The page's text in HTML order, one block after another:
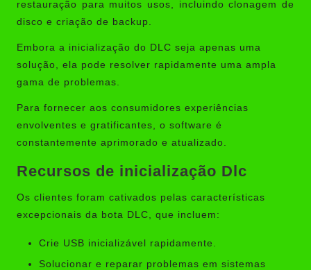
restauração para muitos usos, incluindo clonagem de
disco e criação de backup.
Embora a inicialização do DLC seja apenas uma
solução, ela pode resolver rapidamente uma ampla
gama de problemas.
Para fornecer aos consumidores experiências
envolventes e gratificantes, o software é
constantemente aprimorado e atualizado.
Recursos de inicialização Dlc
Os clientes foram cativados pelas características
excepcionais da bota DLC, que incluem:
Crie USB inicializável rapidamente.
Solucionar e reparar problemas em sistemas